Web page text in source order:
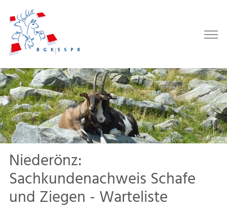
Niederönz:
Sachkundenachweis Schafe
und Ziegen - Warteliste